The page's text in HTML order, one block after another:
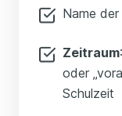
Name
Zeitraum
oder
Schulzeit